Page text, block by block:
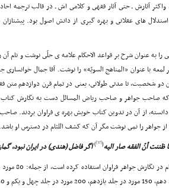
واکثر آثارش ـ حتى آثار فقهى و کلامى اش ـ در قالب ترجمه
هاى عقلانى و بهره گیرى از دانش اصول بود.
به عنوان شرح بر قواعد الاحکام علامه ى حلّى نوشت و نام آن
با عنوان «المناهج السویّه» را نوشت. آقا جمال خوانسارى
دو شخصیت، تا مدتى طولانى، یعنى در تمام قرن دوازدهم متن
که صاحب جواهر و صاحب ریاض المسائل دست به نگارش
دانسته، از آن در تدوین کتاب خویش بهره ى فراوان بردند.
جواهر را نمى نوشت مگر آن که کشف اللثام در دسترس او
ظننت أنّ الفقه صار الیه(
[37]
)اگر فاضل (هندى) در ایران نبود،